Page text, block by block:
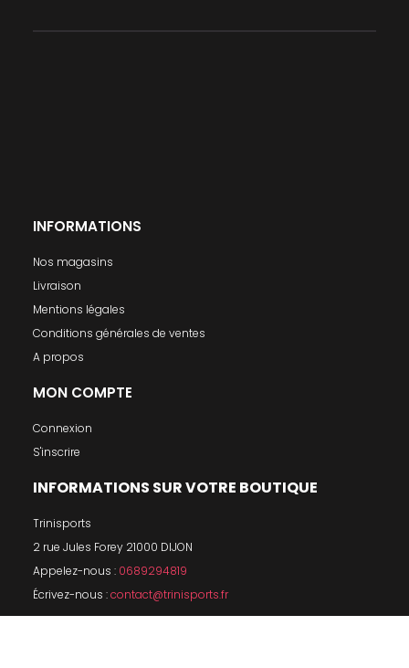
INFORMATIONS
Nos magasins
Livraison
Mentions légales
Conditions générales de ventes
A propos
MON COMPTE
Connexion
S'inscrire
INFORMATIONS SUR VOTRE BOUTIQUE
Trinisports
2 rue Jules Forey 21000 DIJON
Appelez-nous : 0689294819
Écrivez-nous :contact@trinisports.fr